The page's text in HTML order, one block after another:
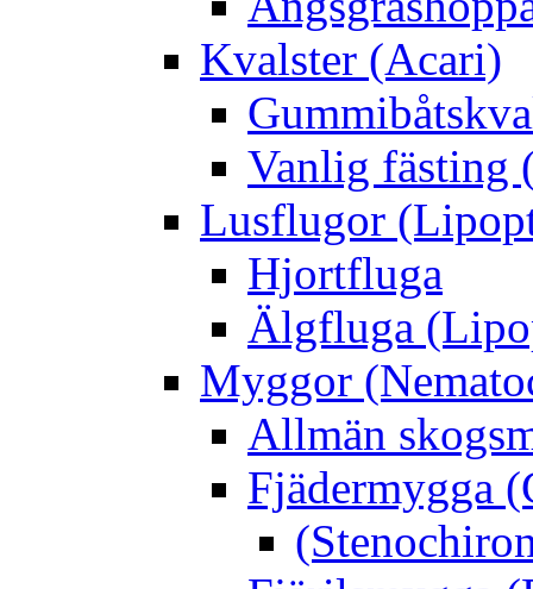
Kvalster (Acari)
Vanlig fästing
Lusflugor
Hjortfluga
Älgfluga
Myggor
Allmän
Fjädermygga